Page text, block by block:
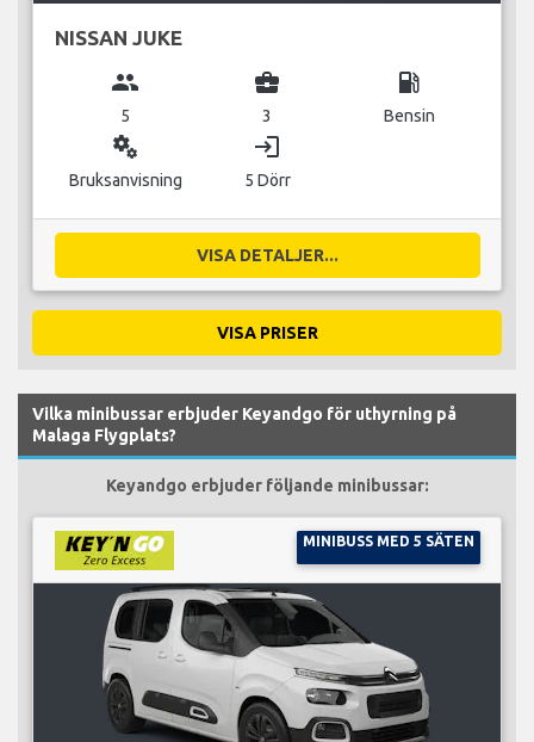
NISSAN JUKE
group
5
business_center
3
local_gas_station
Bensin
miscellaneous_services
Bruksanvisning
login
5 Dörr
VISA DETALJER...
VISA PRISER
Vilka minibussar erbjuder Keyandgo för uthyrning på
Malaga Flygplats?
Keyandgo erbjuder följande minibussar:
MINIBUSS MED 5 SÄTEN